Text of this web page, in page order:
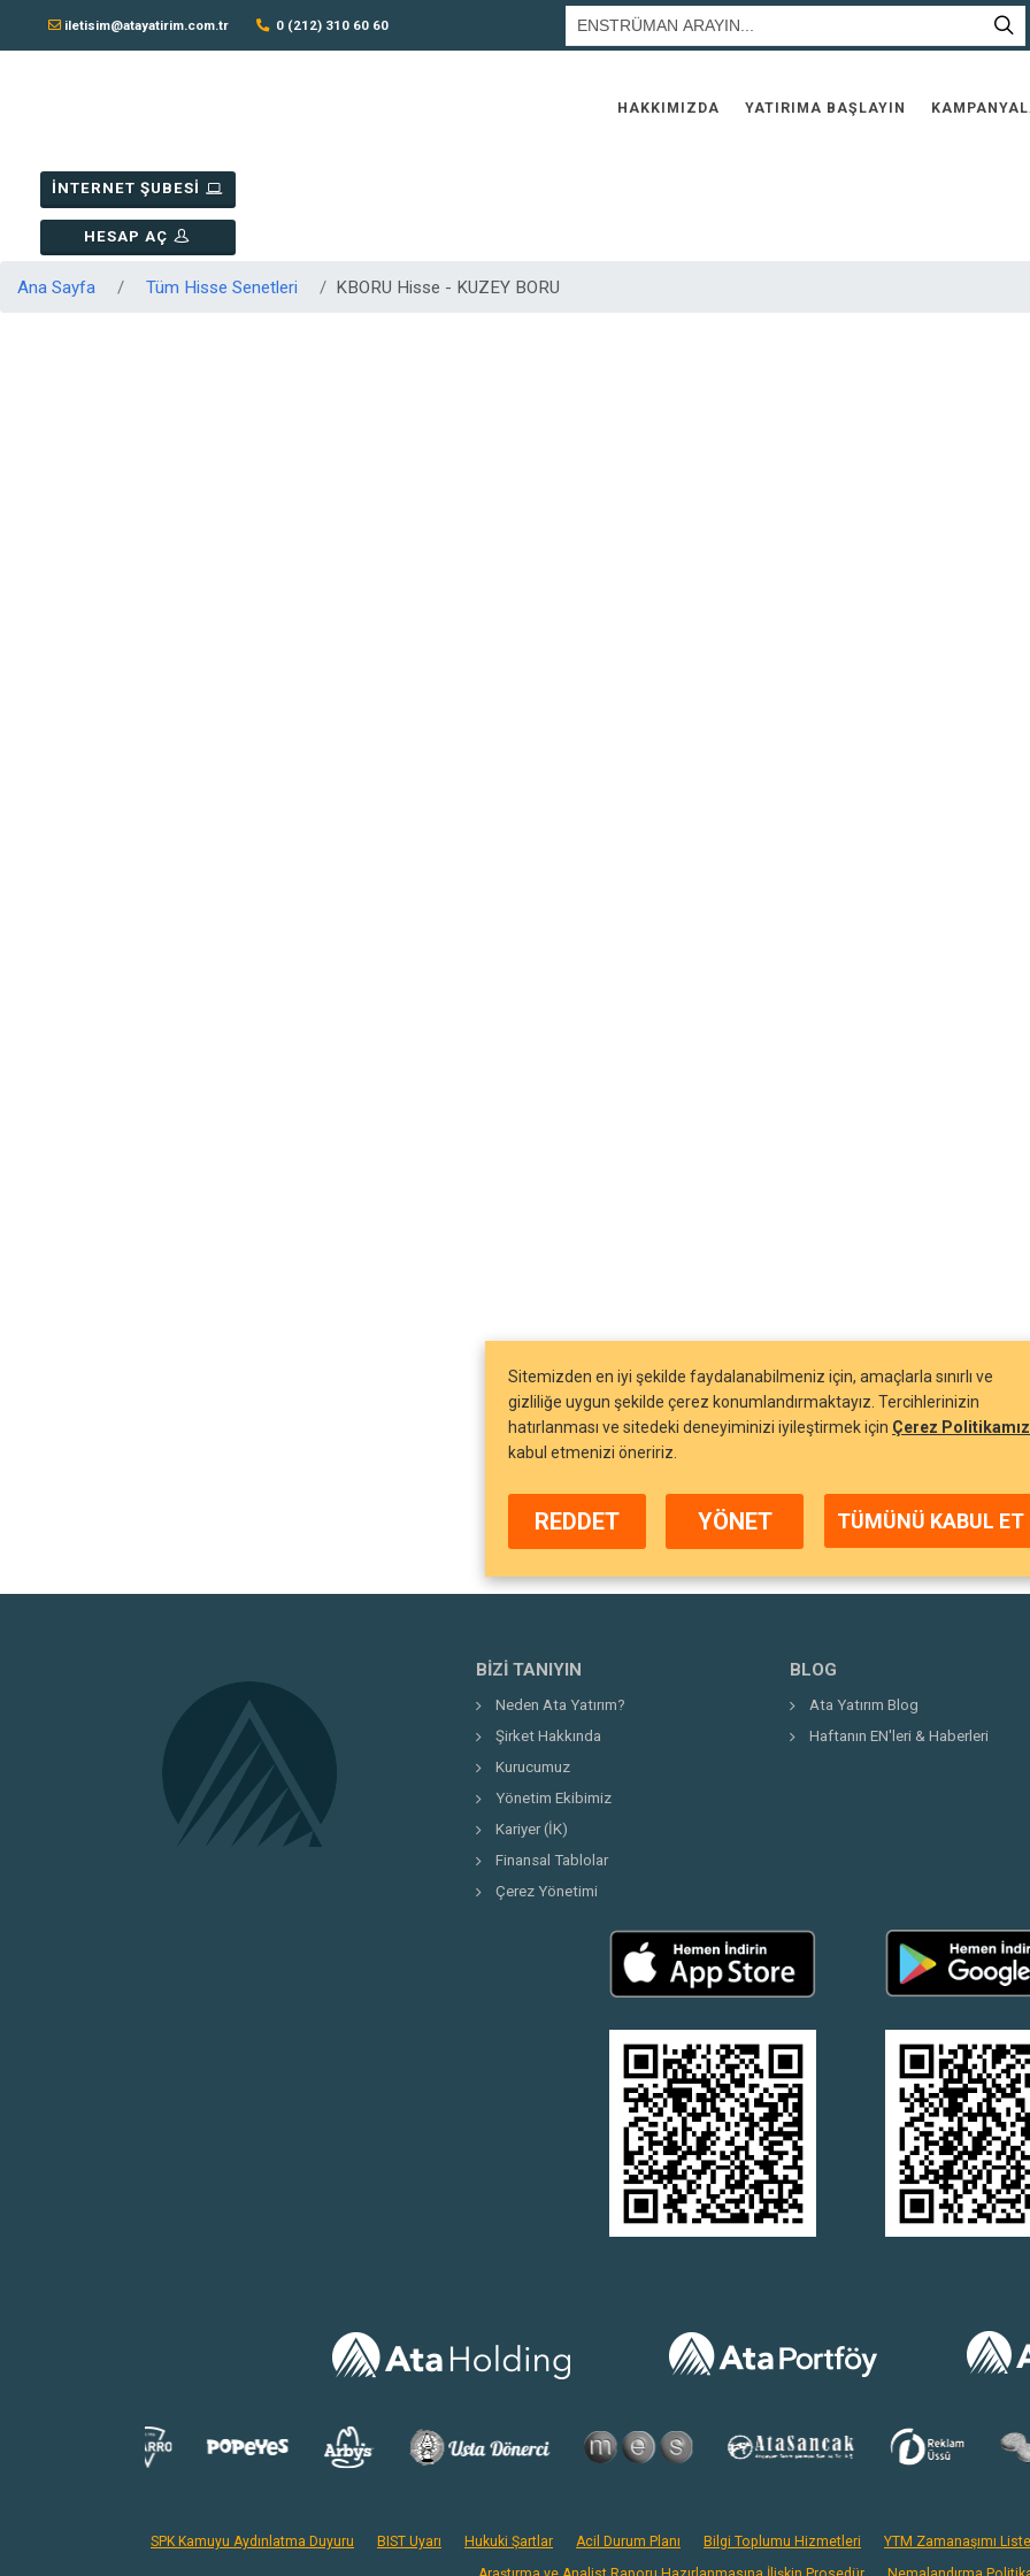
iletisim@atayatirim.com.tr 0 (212) 310 60 60
İNTERNET ŞUBESİ
HESAP AÇ
HAKKIMIZDA YATIRIMA BAŞLAYIN
Ana Sayfa Tüm Hisse Senetleri KBORU Hisse - KUZEY BORU
BIZI TANIYIN
Neden Ata Yatırım?
Şirket Hakkında
Kurucumuz
Yönetim Ekibimiz
Kariyer (İK)
Finansal Tablolar
Çerez Yönetimi
BLOG
Ata Yatırım Blog
Haftanın EN'leri & Haberleri
SPK Kamuyu Aydınlatma Duyuru BIST Uyarı Hukuki Şartlar Acil Durum Planı Bilgi Toplumu Hizmetleri
YTM Zamanaşımı
Sitemizden en iyi şekilde faydalanabilmeniz için, amaçlarla sınırlı ve
gizliliğe uygun şekilde çerez konumlandırmaktayız. Tercihlerinizin
hatırlanması ve sitedeki deneyiminizi iyileştirmek için Çerez
kabul etmenizi öneririz.
REDDET YÖNET TÜMÜNÜ KABUL ET